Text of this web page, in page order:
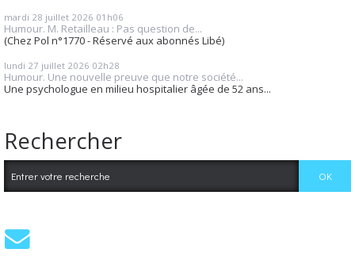
mardi 28 juillet 2026 01h06
Humour. M. Retailleau : Pas question de...
(Chez Pol n°1770 - Réservé aux abonnés Libé)
lundi 27 juillet 2026 02h28
Humour. Une nouvelle preuve que notre société...
Une psychologue en milieu hospitalier âgée de 52 ans...
Rechercher